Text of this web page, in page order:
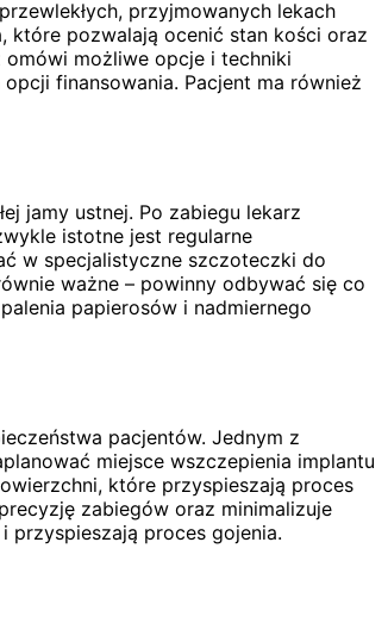
przyjmowanych lekach
które pozwalają ocenić stan kości oraz
możliwe opcje i techniki
finansowania. Pacjent ma również
jamy ustnej. Po zabiegu lekarz
istotne jest regularne
w specjalistyczne szczoteczki do
ważne – powinny odbywać się co
papierosów i nadmiernego
pacjentów. Jednym z
miejsce wszczepienia implantu
które przyspieszają proces
zabiegów oraz minimalizuje
przyspieszają proces gojenia.